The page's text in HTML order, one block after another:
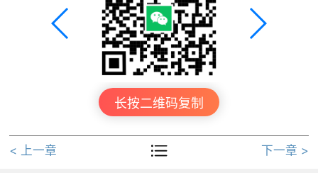
长按二维码复制
< 上一章  下一章 >